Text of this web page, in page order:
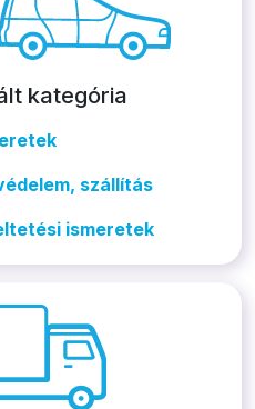
kategória
szállítás
ismeretek